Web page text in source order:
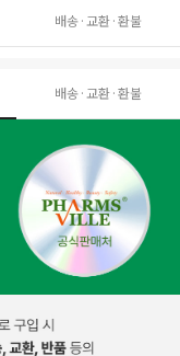
배송·교환·환불
배송·교환·환불